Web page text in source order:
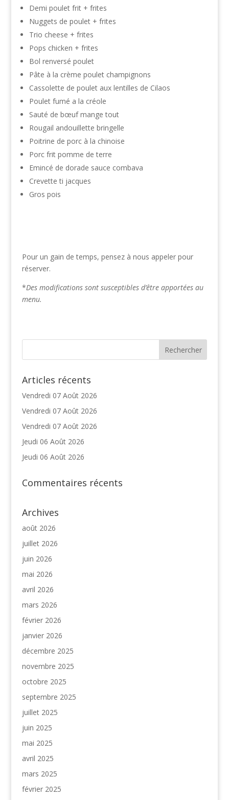
Demi poulet frit + frites
Nuggets de poulet + frites
Trio cheese + frites
Pops chicken + frites
Bol renversé poulet
Pâte à la crème poulet champignons
Cassolette de poulet aux lentilles de Cilaos
Poulet fumé a la créole
Sauté de bœuf mange tout
Rougail andouillette bringelle
Poitrine de porc à la chinoise
Porc frit pomme de terre
Emincé de dorade sauce combava
Crevette ti jacques
Gros pois
Pour un gain de temps, pensez à nous appeler pour
réserver.
*Des modifications sont susceptibles d’être apportées au
menu.
Articles récents
Vendredi 07 Août 2026
Vendredi 07 Août 2026
Vendredi 07 Août 2026
Jeudi 06 Août 2026
Jeudi 06 Août 2026
Commentaires récents
Archives
août 2026
juillet 2026
juin 2026
mai 2026
avril 2026
mars 2026
février 2026
janvier 2026
décembre 2025
novembre 2025
octobre 2025
septembre 2025
juillet 2025
juin 2025
mai 2025
avril 2025
mars 2025
février 2025